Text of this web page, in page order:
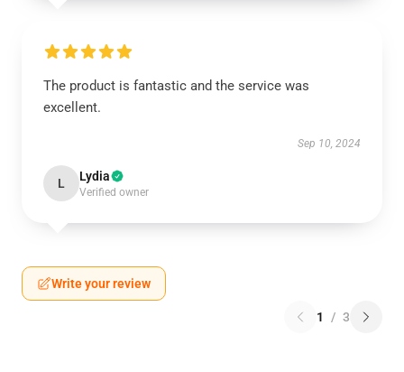
The product is fantastic and the service was
excellent.
Sep 10, 2024
L Lydia
Verified owner
Write your review
1 / 3